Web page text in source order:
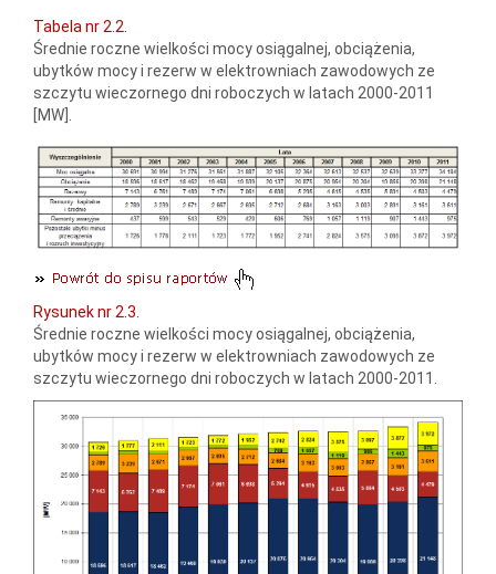
Tabela nr 2.2.
Średnie roczne wielkości mocy osiągalnej, obciążenia,
ubytków mocy i rezerw w elektrowniach zawodowych ze
szczytu wieczornego dni roboczych w latach 2000-2011
[MW].
Rysunek nr 2.3.
Średnie roczne wielkości mocy osiągalnej, obciążenia,
ubytków mocy i rezerw w elektrowniach zawodowych ze
szczytu wieczornego dni roboczych w latach 2000-2011.